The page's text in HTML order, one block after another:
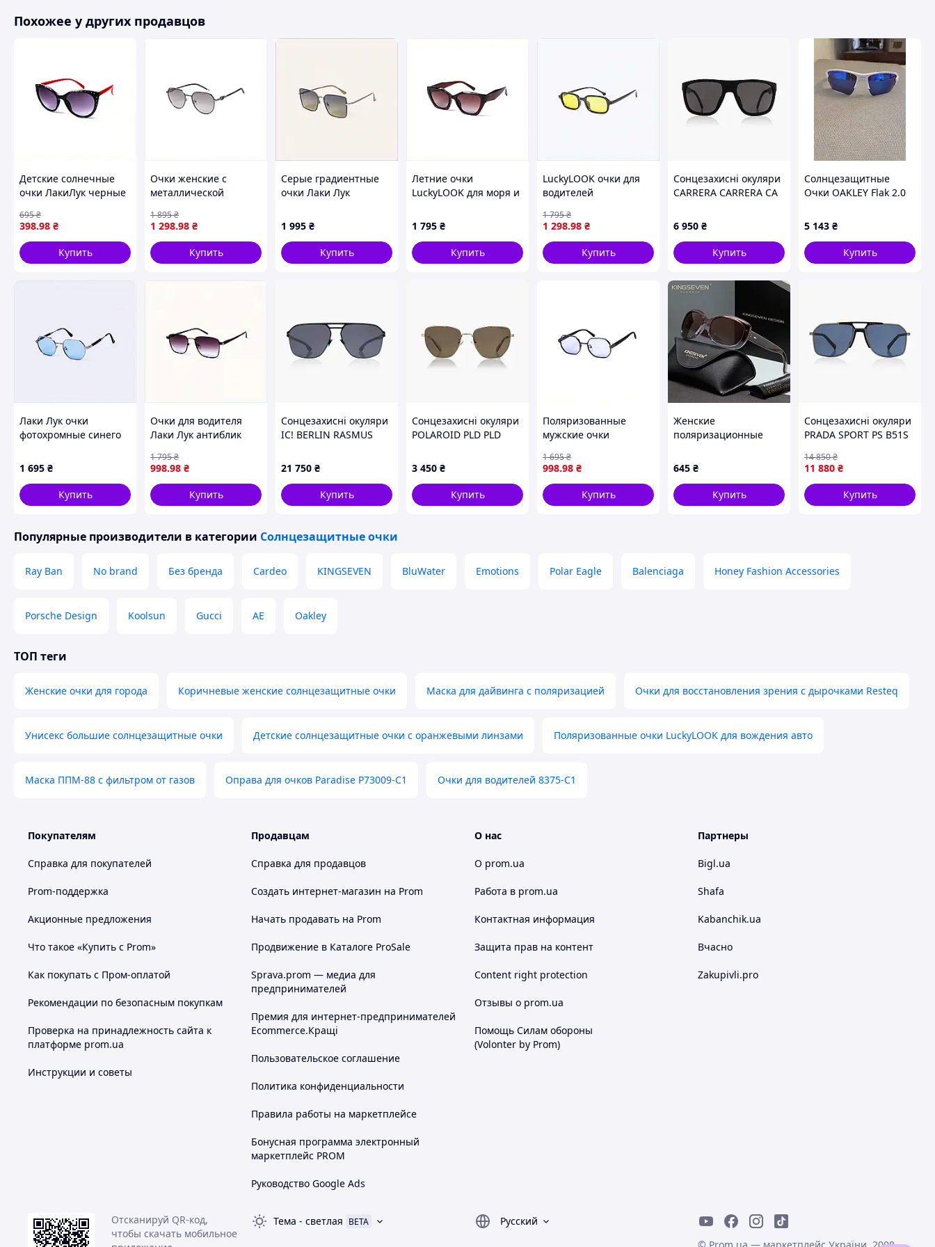
Высота линзы:44 мм
Похожие товары по характеристикам
Похожее у других продавцов
Детские солнечные
очки ЛакиЛук черные
859EB9T730
398.98 ₴
695₴
Купить
Очки женские с
металлической
бликов, H8885918E
1 298.98 ₴
1 895₴
Купить
Серые градиентные
очки Лаки Лук
X8K9749P96
1 995 ₴
Купить
Летние очки
LuckyLOOK для моря и
8X6354K1M4
1 795 ₴
Купить
LuckyLOOK очки для
водителей
черная оправа
88880X1E1
1 298.98 ₴
1 795₴
Купить
Сонцезахисні окуляри
CARRERA CARRERA CA
6 950 ₴
Купить
Солнцезащитные
Очки OAKLEY Flak 2.0
5 143 ₴
Купить
Лаки Лук очки
фотохромные синего
мужские, 8888T7P37
1 695 ₴
Купить
Очки для водителя
Лаки Лук антиблик
B8635B33E7
998.98 ₴
1 795₴
Купить
Сонцезахисні окуляри
IC! BERLIN RASMUS
21 750 ₴
Купить
Сонцезахисні окуляри
POLAROID PLD PLD
3 450 ₴
Купить
Поляризованные
мужские очки
классика, 8H88M8742
998.98 ₴
1 695₴
Купить
Женские
поляризационные
солнцезащитные очки
KINGSEVEN s20
Gradient Brown
645 ₴
Купить
Сонцезахисні окуляри
PRADA SPORT PS B51S
11 880 ₴
14 850₴
Купить
Популярные производители в категории Солнцезащитные очки
Ray Ban No brand Без бренда Cardeo KINGSEVEN BluWater Emotions Polar Eagle Balenciaga Honey Fashion Accessories
Porsche Design Koolsun Gucci AE Oakley
ТОП теги
Женские очки для города Коричневые женские солнцезащитные очки Маска для дайвинга с поляризацией Очки для восстановления зрения с дырочками Resteq
Унисекс большие солнцезащитные очки Детские солнцезащитные очки с оранжевыми линзами Поляризованные очки LuckyLOOK для вождения авто
Маска ППМ-88 с фильтром от газов Оправа для очков Paradise P73009-C1 Очки для водителей 8375-C1
Покупателям
Справка для покупателей
Prom-поддержка
Акционные предложения
Что такое «Купить с Prom»
Как покупать с Пром-оплатой
Рекомендации по безопасным покупкам
Проверка на принадлежность сайта к
платформе prom.ua
Инструкции и советы
Продавцам
Справка для продавцов
Создать интернет-магазин на Prom
Начать продавать на Prom
Продвижение в Каталоге ProSale
Sprava.prom — медиа для
предпринимателей
Премия для интернет-предпринимателей
Ecommerce.Кращі
Пользовательское соглашение
Политика конфиденциальности
Правила работы на маркетплейсе
Бонусная программа электронный
маркетплейс PROM
Руководство Google Ads
О нас
О prom.ua
Работа в prom.ua
Контактная информация
Защита прав на контент
Content right protection
Отзывы о prom.ua
Помощь Силам обороны
(Volonter by Prom)
Партнеры
Bigl.ua
Shafa
Kabanchik.ua
Вчасно
Zakupivli.pro
Отсканируй QR-код,
чтобы скачать мобильное
Тема - светлая BETA
Русский